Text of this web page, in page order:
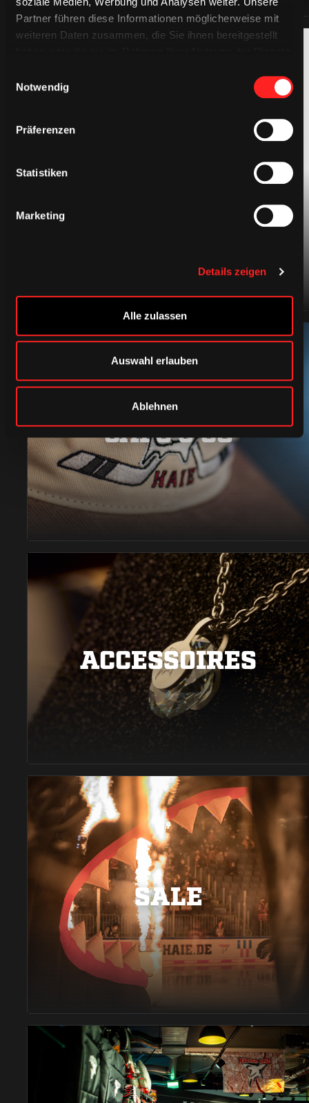
Partner führen diese Informationen möglicherweise mit
weiteren Daten zusammen, die Sie ihnen bereitgestellt
Notwendig
Präferenzen
Statistiken
Marketing
Details zeigen
Alle zulassen
Auswahl erlauben
Ablehnen
CAPS & CO
ACCESSOIRES
SALE